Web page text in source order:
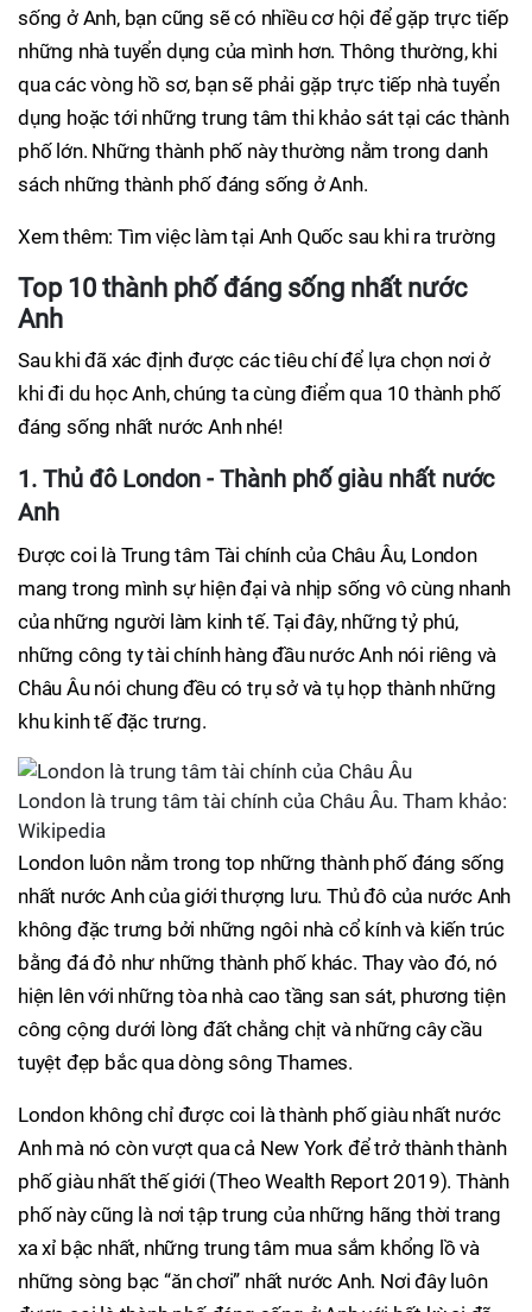
sống ở Anh, bạn cũng sẽ có nhiều cơ hội để gặp trực tiếp
những nhà tuyển dụng của mình hơn. Thông thường, khi
qua các vòng hồ sơ, bạn sẽ phải gặp trực tiếp nhà tuyển
dụng hoặc tới những trung tâm thi khảo sát tại các thành
phố lớn. Những thành phố này thường nằm trong danh
sách những thành phố đáng sống ở Anh.
Xem thêm: Tìm việc làm tại Anh Quốc sau khi ra trường
Top 10 thành phố đáng sống nhất nước
Anh
Sau khi đã xác định được các tiêu chí để lựa chọn nơi ở
khi đi du học Anh, chúng ta cùng điểm qua 10 thành phố
đáng sống nhất nước Anh nhé!
1. Thủ đô London - Thành phố giàu nhất nước
Anh
Được coi là Trung tâm Tài chính của Châu Âu, London
mang trong mình sự hiện đại và nhịp sống vô cùng nhanh
của những người làm kinh tế. Tại đây, những tỷ phú,
những công ty tài chính hàng đầu nước Anh nói riêng và
Châu Âu nói chung đều có trụ sở và tụ họp thành những
khu kinh tế đặc trưng.
London là trung tâm tài chính của Châu Âu. Tham khảo:
Wikipedia
London luôn nằm trong top những thành phố đáng sống
nhất nước Anh của giới thượng lưu. Thủ đô của nước Anh
không đặc trưng bởi những ngôi nhà cổ kính và kiến trúc
bằng đá đỏ như những thành phố khác. Thay vào đó, nó
hiện lên với những tòa nhà cao tầng san sát, phương tiện
công cộng dưới lòng đất chằng chịt và những cây cầu
tuyệt đẹp bắc qua dòng sông Thames.
London không chỉ được coi là thành phố giàu nhất nước
Anh mà nó còn vượt qua cả New York để trở thành thành
phố giàu nhất thế giới (Theo Wealth Report 2019). Thành
phố này cũng là nơi tập trung của những hãng thời trang
xa xỉ bậc nhất, những trung tâm mua sắm khổng lồ và
những sòng bạc “ăn chơi” nhất nước Anh. Nơi đây luôn